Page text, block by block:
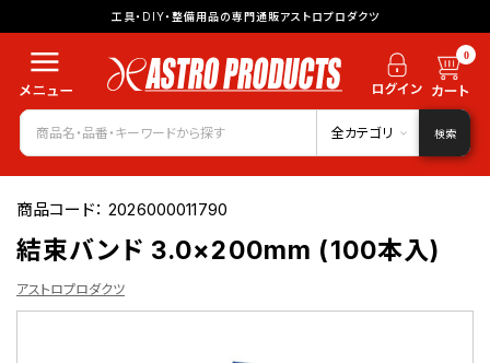
工具・DIY・整備用品の専門通販アストロプロダクツ
0
全カテゴリ 検索
商品コード：2026000011790
結束バンド 3.0×200mm (100本入)
アストロプロダクツ